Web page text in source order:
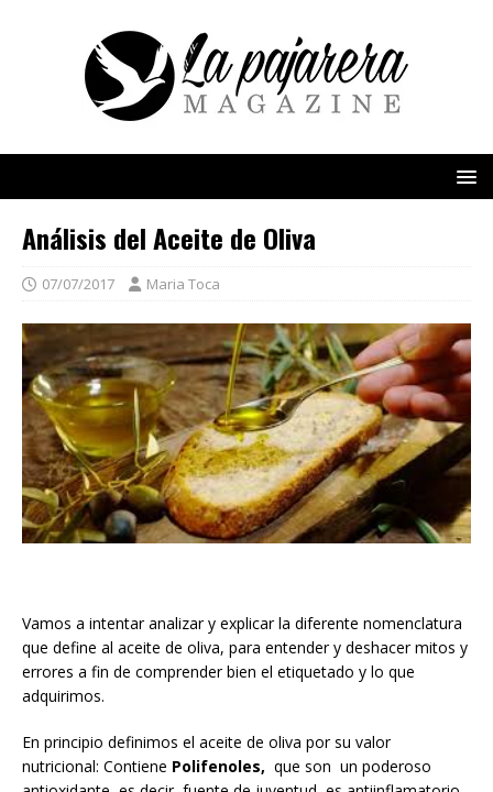
Análisis del Aceite de Oliva
07/07/2017 Maria Toca
Vamos a intentar analizar y explicar la diferente nomenclatura
que define al aceite de oliva, para entender y deshacer mitos y
errores a fin de comprender bien el etiquetado y lo que
adquirimos.
En principio definimos el aceite de oliva por su valor
nutricional: Contiene Polifenoles, que son un poderoso